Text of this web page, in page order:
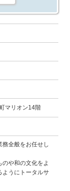
マリオン14階
務全般をお任せし
のや和の文化をよ
ようにトータルサ